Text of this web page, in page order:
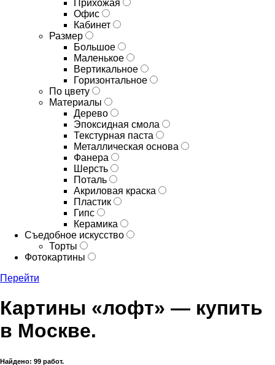
Прихожая
Офис
Кабинет
Размер
Большое
Маленькое
Вертикальное
Горизонтальное
По цвету
Материалы
Дерево
Эпоксидная смола
Текстурная паста
Металлическая основа
Фанера
Шерсть
Поталь
Акриловая краска
Пластик
Гипс
Керамика
Съедобное искусство
Торты
Фотокартины
Перейти
Картины «лофт» — купить
в Москве.
Найдено: 99 работ.